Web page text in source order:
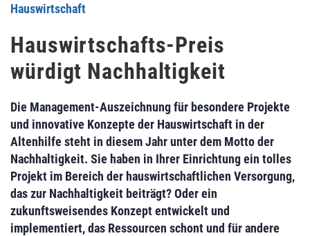
Hauswirtschaft
Hauswirtschafts-Preis
würdigt Nachhaltigkeit
Die Management-Auszeichnung für besondere Projekte
und innovative Konzepte der Hauswirtschaft in der
Altenhilfe steht in diesem Jahr unter dem Motto der
Nachhaltigkeit. Sie haben in Ihrer Einrichtung ein tolles
Projekt im Bereich der hauswirtschaftlichen Versorgung,
das zur Nachhaltigkeit beiträgt? Oder ein
zukunftsweisendes Konzept entwickelt und
implementiert, das Ressourcen schont und für andere